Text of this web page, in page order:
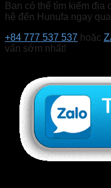
Bạn có thể tìm kiếm
hệ đến Hunufa ngay
+84 777 537 537 hoặc
vấn sớm nhất!